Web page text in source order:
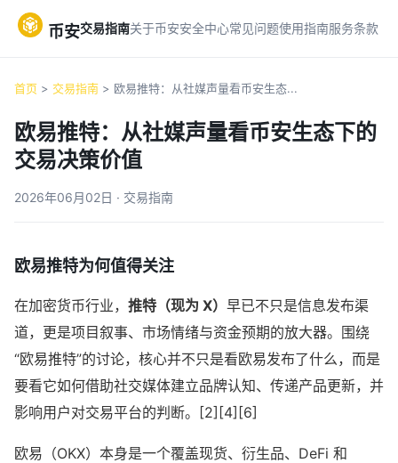
币安交易指南关于币安安全中心常见问题使用指南服务条款
首页 > 交易指南 > 欧易推特：从社媒声量看币安生态...
欧易推特：从社媒声量看币安生态下的
交易决策价值
2026年06月02日 · 交易指南
欧易推特为何值得关注
在加密货币行业， 推特（现为 X） 早已不只是信息发布渠
道，更是项目叙事、市场情绪与资金预期的放大器。围绕
“欧易推特”的讨论，核心并不只是看欧易发布了什么，而是
要看它如何借助社交媒体建立品牌认知、传递产品更新，并
影响用户对交易平台的判断。[2][4][6]
欧易（OKX）本身是一个覆盖现货、衍生品、DeFi 和